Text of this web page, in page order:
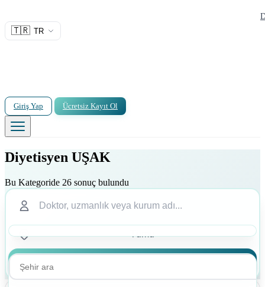
🇹🇷 TR
Giriş Yap Ücretsiz Kayıt Ol
Diyetisyen UŞAK
Bu Kategoride 26 sonuç bulundu